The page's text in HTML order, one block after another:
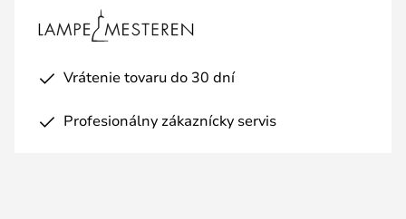
Vrátenie tovaru do 30 dní
Profesionálny zákaznícky servis